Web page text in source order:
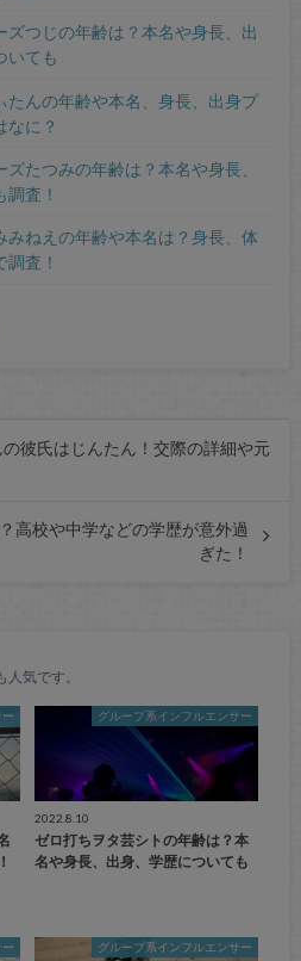
ズつじの年齢は？本名や身長、出
いても
たんの年齢や本名、身長、出身プ
なに？
ズたつみの年齢は？本名や身長、
査！
みねえの年齢や本名は？身長、体
査！
彼氏はじんたん！交際の詳細や元
高校や中学などの学歴が意外過
ぎた！
気です。
グループ系インフルエンサー
2022.8.10
ゼロ打ちヲタ芸シトの年齢は？本
名や身長、出身、学歴についても
グループ系インフルエンサー